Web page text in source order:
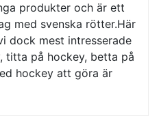
produkter och är ett
med svenska rötter.Här
dock mest intresserade
titta på hockey, betta på
hockey att göra är